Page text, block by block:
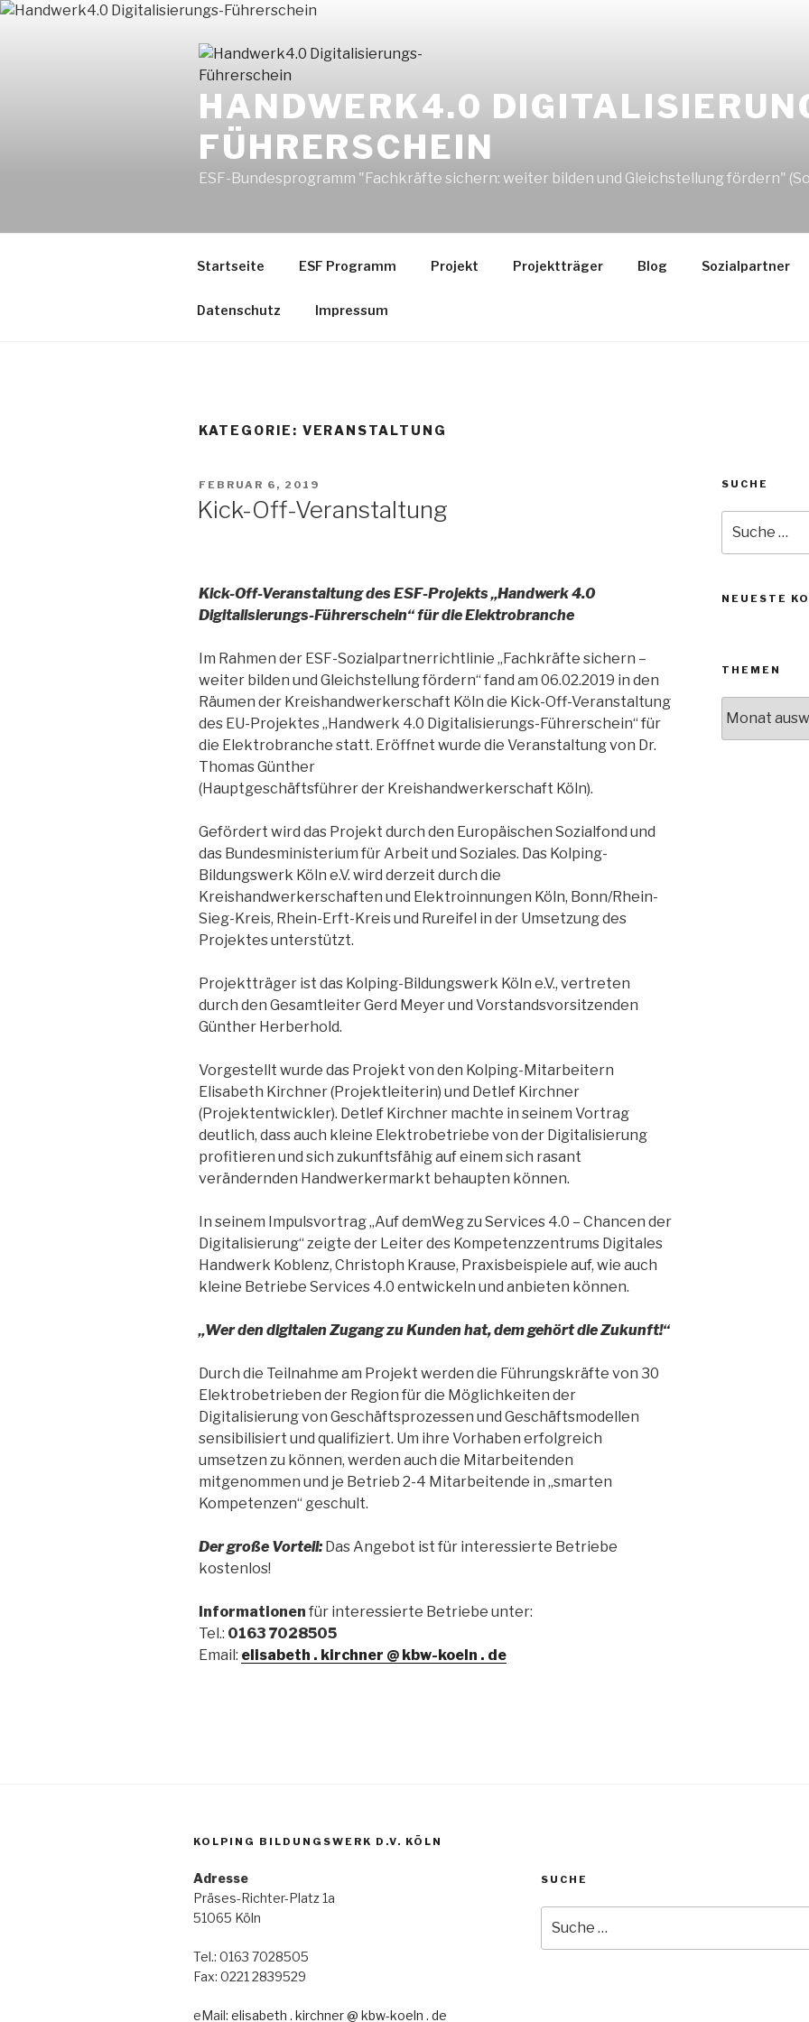
Zum
HANDWERK4.0
FÜHRERSCHEIN
ESF-Bundesprogramm "Fachkräfte sichern: weiter bilden und Gleichstellung fördern"
Startseite ESF Programm Projekt Projektträger Blog Sozialpartner
Datenschutz Impressum
KATEGORIE: VERANSTALTUNG
VERÖFFENTLICHT
AM
FEBRUAR 6, 2019
Kick-Off-Veranstaltung
Kick-Off-Veranstaltung des ESF-Projekts „Handwerk 4.0
Digitalisierungs-Führerschein“ für die Elektrobranche
Im Rahmen der ESF-Sozialpartnerrichtlinie „Fachkräfte sichern –
weiter bilden und Gleichstellung fördern“ fand am 06.02.2019 in den
Räumen der Kreishandwerkerschaft Köln die Kick-Off-Veranstaltung
des EU-Projektes „Handwerk 4.0 Digitalisierungs-Führerschein“ für
die Elektrobranche statt. Eröffnet wurde die Veranstaltung von Dr.
Thomas Günther
(Hauptgeschäftsführer der Kreishandwerkerschaft Köln).
Gefördert wird das Projekt durch den Europäischen Sozialfond und
das Bundesministerium für Arbeit und Soziales. Das Kolping-
Bildungswerk Köln e.V. wird derzeit durch die
Kreishandwerkerschaften und Elektroinnungen Köln, Bonn/Rhein-
Sieg-Kreis, Rhein-Erft-Kreis und Rureifel in der Umsetzung des
Projektes unterstützt.
Projektträger ist das Kolping-Bildungswerk Köln e.V., vertreten
durch den Gesamtleiter Gerd Meyer und Vorstandsvorsitzenden
Günther Herberhold.
Vorgestellt wurde das Projekt von den Kolping-Mitarbeitern
Elisabeth Kirchner (Projektleiterin) und Detlef Kirchner
(Projektentwickler). Detlef Kirchner machte in seinem Vortrag
deutlich, dass auch kleine Elektrobetriebe von der Digitalisierung
profitieren und sich zukunftsfähig auf einem sich rasant
verändernden Handwerkermarkt behaupten können.
In seinem Impulsvortrag „Auf demWeg zu Services 4.0 – Chancen der
Digitalisierung“ zeigte der Leiter des Kompetenzzentrums Digitales
Handwerk Koblenz, Christoph Krause, Praxisbeispiele auf, wie auch
kleine Betriebe Services 4.0 entwickeln und anbieten können.
„Wer den digitalen Zugang zu Kunden hat, dem gehört die Zukunft!“
Durch die Teilnahme am Projekt werden die Führungskräfte von 30
Elektrobetrieben der Region für die Möglichkeiten der
Digitalisierung von Geschäftsprozessen und Geschäftsmodellen
sensibilisiert und qualifiziert. Um ihre Vorhaben erfolgreich
umsetzen zu können, werden auch die Mitarbeitenden
mitgenommen und je Betrieb 2-4 Mitarbeitende in „smarten
Kompetenzen“ geschult.
Der große Vorteil: Das Angebot ist für interessierte Betriebe
kostenlos!
Informationen für interessierte Betriebe unter:
Tel.: 0163 7028505
Email: elisabeth . kirchner @ kbw-koeln . de
SUCHE
nach:
NEUESTE
THEMEN
KOLPING BILDUNGSWERK D.V. KÖLN
Adresse
Präses-Richter-Platz 1a
51065 Köln
Tel.: 0163 7028505
Fax: 0221 2839529
eMail: elisabeth . kirchner @ kbw-koeln . de
SUCHE
nach: